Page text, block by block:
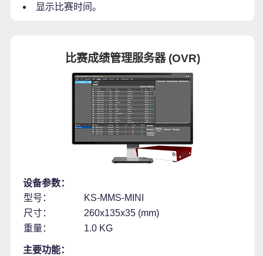
显示比赛时间。
比赛成绩管理服务器 (OVR)
设备参数：
型号：
KS-MMS-MINI
尺寸：
260x135x35 (mm)
重量：
1.0 KG
主要功能：